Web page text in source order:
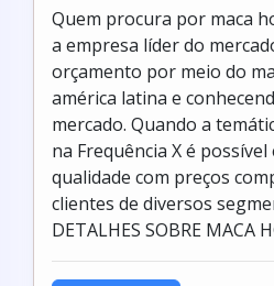
Quem procura por maca
a empresa líder do
orçamento por meio do
américa latina e
mercado. Quando a
na Frequência X é
qualidade com preços
clientes de diversos
DETALHES SOBRE MACA